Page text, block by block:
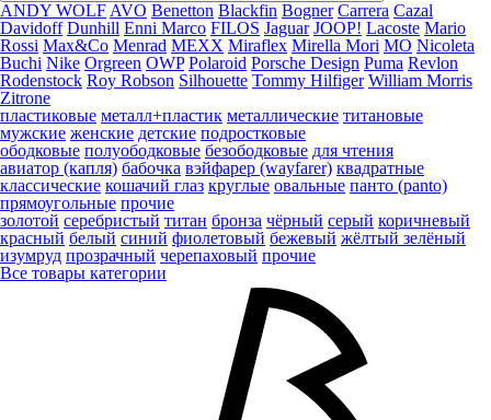
ANDY WOLF AVO Benetton Blackfin Bogner Carrera Cazal
Davidoff Dunhill Enni Marco FILOS Jaguar JOOP! Lacoste Mario
Rossi Max&Co Menrad MEXX Miraflex Mirella Mori MO Nicoleta
Buchi Nike Orgreen OWP Polaroid Porsche Design Puma Revlon
Rodenstock Roy Robson Silhouette Tommy Hilfiger William Morris
Zitrone
пластиковые металл+пластик металлические титановые
мужские женские детские подростковые
ободковые полуободковые безободковые для чтения
авиатор (капля) бабочка вэйфарер (wayfarer) квадратные
классические кошачий глаз круглые овальные панто (panto)
прямоугольные прочие
золотой серебристый титан бронза чёрный серый коричневый
красный белый синий фиолетовый бежевый жёлтый зелёный
изумруд прозрачный черепаховый прочие
Все товары категории